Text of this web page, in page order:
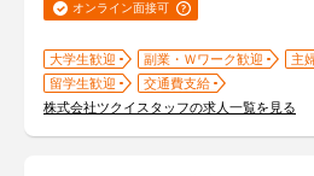
オンライン面接可
大学生歓迎 副業・Ｗワーク歓迎
主
留学生歓迎
交通費支給
株式会社ツクイスタッフの求人一覧を見る